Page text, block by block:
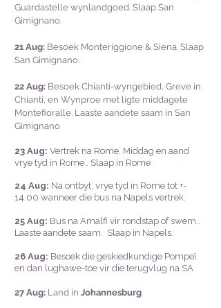
Guardastelle wynlandgoed. Slaap San
Gimignano.
21 Aug: Besoek Monteriggione & Siena. Slaap
San Gimignano.
22 Aug: Besoek Chianti-wyngebied, Greve in
Chianti, en Wynproe met ligte middagete
Montefioralle. Laaste aandete saam in San
Gimignano
23 Aug: Vertrek na Rome. Middag en aand
vrye tyd in Rome.. Slaap in Rome
24 Aug: Na ontbyt, vrye tyd in Rome tot +-
14.00 wanneer die bus na Napels vertrek.
25 Aug: Bus na Amalfi vir rondstap of swem..
Laaste aandete saam. Slaap in Napels.
26 Aug: Besoek die geskiedkundige Pompeї
en dan lughawe-toe vir die terugvlug na SA
27 Aug: Land in Johannesburg